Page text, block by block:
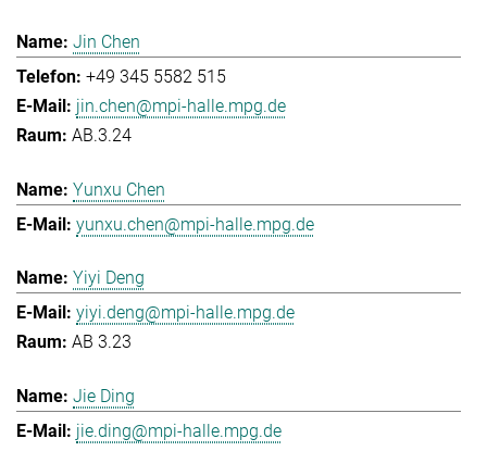
Jin Chen
+49 345 5582 515
jin.chen@mpi-halle.mpg.de
AB.3.24
Yunxu Chen
yunxu.chen@mpi-halle.mpg.de
Yiyi Deng
yiyi.deng@mpi-halle.mpg.de
AB 3.23
Jie Ding
jie.ding@mpi-halle.mpg.de